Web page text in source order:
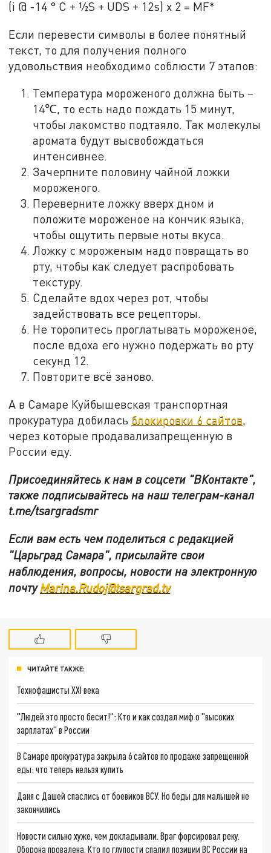
(i @ -14 ° C + ½S + UDS + 12s) x 2 = MF*
Если перевести символы в более понятный
текст, то для получения полного
удовольствия необходимо соблюсти 7 этапов:
Температура мороженого должна быть –
14℃, то есть надо пождать 15 минут,
чтобы лакомство подтаяло. Так молекулы
аромата будут высвобождаться
интенсивнее.
Зачерпните половину чайной ложки
мороженого.
Переверните ложку вверх дном и
положите мороженое на кончик языка,
чтобы ощутить первые ноты вкуса.
Ложку с мороженым надо повращать во
рту, чтобы как следует распробовать
текстуру.
Сделайте вдох через рот, чтобы
задействовать все рецепторы.
Не торопитесь проглатывать мороженое,
после вдоха его нужно подержать во рту
секунд 12.
Повторите всё заново.
А в Самаре Куйбышевская транспортная
прокуратура добилась блокировки 6 сайтов,
через которые продавализапрещенную в
России еду.
Присоединяйтесь к нам в соцсети "ВКонтакте",
также подписывайтесь на наш телеграм-канал
t.me/tsargradsmr
Если вам есть чем поделиться с редакцией
"Царьград Самара", присылайте свои
наблюдения, вопросы, новости на электронную
почтуMarina.Rudoj@tsargrad.tv
ЧИТАЙТЕ ТАКЖЕ:
Технофашисты XXI века
"Людей это просто бесит!": Кто и как создал миф о "высоких
зарплатах" в России
В Самаре прокуратура закрыла 6 сайтов по продаже запрещенной
еды: что теперь нельзя купить
Даня с Дашей спаслись от боевиков ВСУ. Но беды для малышей не
закончились
Новости сильно хуже, чем докладывали. Враг форсировал реку.
Оборона провалена. Кто по глупости спалил позиции ВС России на